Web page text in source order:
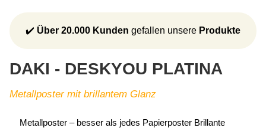
✔️ Über 20.000 Kunden gefallen unsere Produkte
DAKI - DESKYOU PLATINA
Metallposter mit brillantem Glanz
Metallposter – besser als jedes Papierposter Brillante